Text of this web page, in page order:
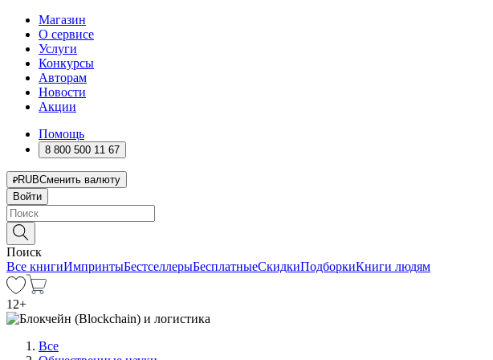
Магазин
О сервисе
Услуги
Конкурсы
Авторам
Новости
Акции
Помощь
8 800 500 11 67
RUBСменить валюту
Войти
Поиск
Все книгиИмпринтыБестселлерыБесплатныеСкидкиПодборкиКниги людям
12+
Все